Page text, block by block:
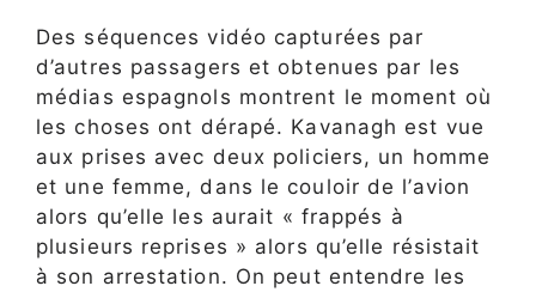
Des séquences vidéo capturées par
d’autres passagers et obtenues par les
médias espagnols montrent le moment où
les choses ont dérapé. Kavanagh est vue
aux prises avec deux policiers, un homme
et une femme, dans le couloir de l’avion
alors qu’elle les aurait « frappés à
plusieurs reprises » alors qu’elle résistait
à son arrestation. On peut entendre les